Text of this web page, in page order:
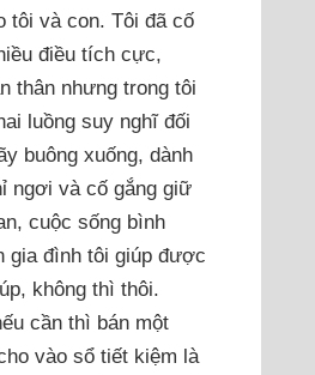
tôi và con. Tôi đã cố
điều tích cực,
thân nhưng trong tôi
luồng suy nghĩ đối
buông xuống, dành
ngơi và cố gắng giữ
cuộc sống bình
gia đình tôi giúp được
không thì thôi.
cần thì bán một
vào sổ tiết kiệm là